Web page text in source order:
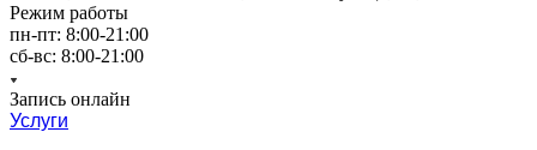
Режим работы
пн-пт: 8:00-21:00
сб-вс: 8:00-21:00
Запись онлайн
Услуги